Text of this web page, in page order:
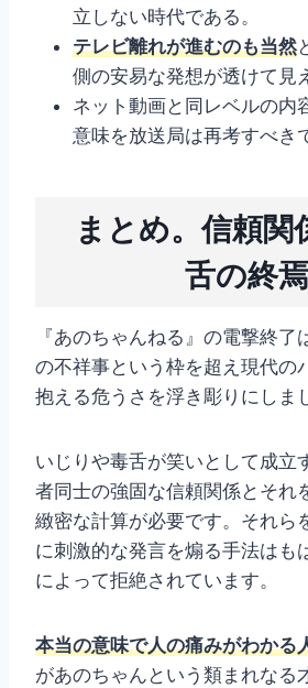
立しない時代である。
テレビ離れが進むのも当然
側の安易な発想が透けて見
ネット動画と同レベルの内
意味を放送局は再考すべき
まとめ。信頼関
舌の終焉
『あのちゃんねる』の電撃終了
の不祥事という枠を超え現代の
抱える危うさを浮き彫りにしま
いじりや毒舌が笑いとして成立
者同士の強固な信頼関係とそれ
緻密な計算が必要です。それら
に刺激的な発言を煽る手法はも
によって拒絶されています。
本当の意味で人の痛みがわかる
があのちゃんという類まれなる